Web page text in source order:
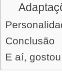
Conclusão
E aí,